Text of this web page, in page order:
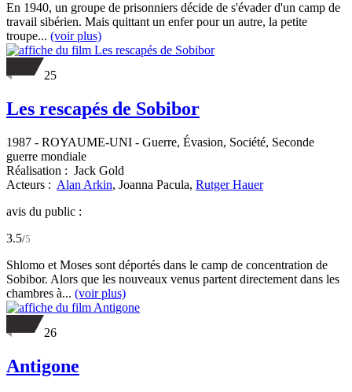
En 1940, un groupe de prisonniers décide de s'évader d'un camp de
travail sibérien. Mais quittant un enfer pour un autre, la petite
troupe... (voir plus)
25
Les rescapés de Sobibor
1987 - ROYAUME-UNI - Guerre, Évasion, Société, Seconde
guerre mondiale
Réalisation : Jack Gold
Acteurs : Alan Arkin, Joanna Pacula, Rutger Hauer
avis du public :
3.5/5
Shlomo et Moses sont déportés dans le camp de concentration de
Sobibor. Alors que les nouveaux venus partent directement dans les
chambres à... (voir plus)
26
Antigone